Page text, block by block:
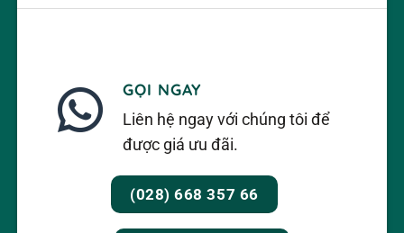
GỌI NGAY
Liên hệ ngay với chúng tôi để
được giá ưu đãi.
(028) 668 357 66